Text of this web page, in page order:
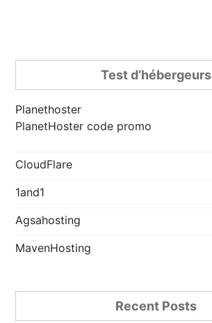
Test d’hébergeurs
Planethoster
PlanetHoster code promo
CloudFlare
1and1
Agsahosting
MavenHosting
Recent Posts